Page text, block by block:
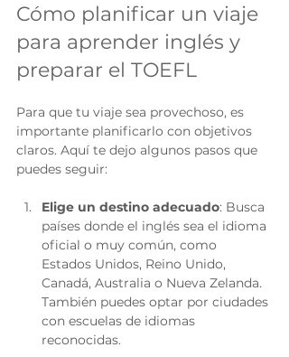
Cómo planificar un viaje
para aprender inglés y
preparar el TOEFL
Para que tu viaje sea provechoso, es
importante planificarlo con objetivos
claros. Aquí te dejo algunos pasos que
puedes seguir:
Elige un destino adecuado: Busca
países donde el inglés sea el idioma
oficial o muy común, como
Estados Unidos, Reino Unido,
Canadá, Australia o Nueva Zelanda.
También puedes optar por ciudades
con escuelas de idiomas
reconocidas.